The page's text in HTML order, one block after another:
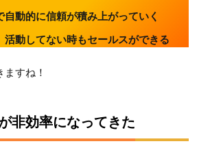
自動的に信頼が積み上がっていく
動してない時もセールスができる
すね！
非効率になってきた